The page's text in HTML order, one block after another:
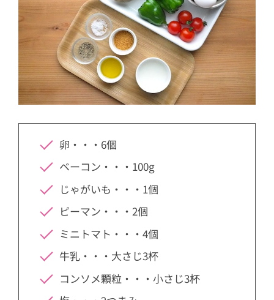
卵・・・6個
ベーコン・・・100g
じゃがいも・・・1個
ピーマン・・・2個
ミニトマト・・・4個
牛乳・・・大さじ3杯
コンソメ顆粒・・・小さじ3杯